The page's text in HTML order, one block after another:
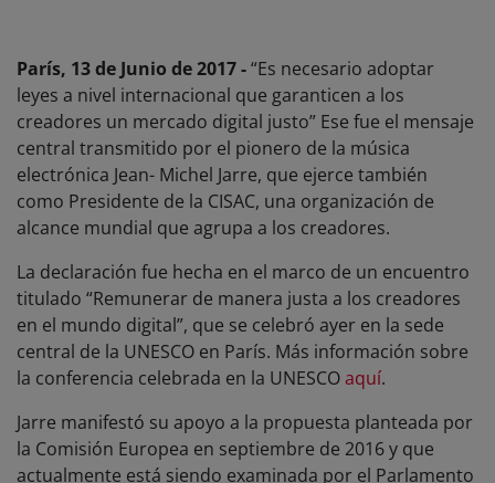
París, 13 de Junio de 2017 -“Es necesario adoptar
leyes a nivel internacional que garanticen a los
creadores un mercado digital justo” Ese fue el mensaje
central transmitido por el pionero de la música
electrónica Jean- Michel Jarre, que ejerce también
como Presidente de la CISAC, una organización de
alcance mundial que agrupa a los creadores.
La declaración fue hecha en el marco de un encuentro
titulado “Remunerar de manera justa a los creadores
en el mundo digital”, que se celebró ayer en la sede
central de la UNESCO en París. Más información sobre
la conferencia celebrada en la UNESCOaquí.
Jarre manifestó su apoyo a la propuesta planteada por
la Comisión Europea en septiembre de 2016 y que
actualmente está siendo examinada por el Parlamento